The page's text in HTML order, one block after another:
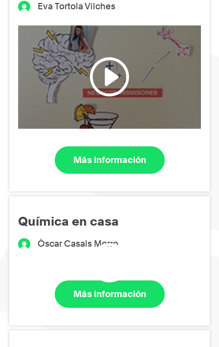
Eva Tortola Vilches
Más información
Química en casa
Òscar Casals Morro
Más información